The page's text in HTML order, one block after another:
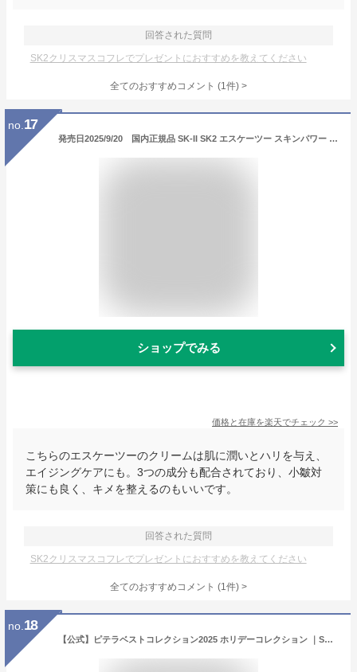
回答された質問
SK2クリスマスコフレでプレゼントにおすすめを教えてください
全てのおすすめコメント (1件) >
no. 17
発売日2025/9/20 国内正規品 SK-II SK2 エスケーツー スキンパワー リニュー クリーム / 50g 化粧品 スキンケア コスメ メイク 誕生日 記念日 母の日 プレゼント ギフト 彼女 妻 母 女性 人気 ご褒美 忘年会 20代 30代 40代 50代 クリスマス
ショップでみる
価格と在庫を楽天でチェック >>
こちらのエスケーツーのクリームは肌に潤いとハリを与え、
エイジングケアにも。3つの成分も配合されており、小皺対
策にも良く、キメを整えるのもいいです。
回答された質問
SK2クリスマスコフレでプレゼントにおすすめを教えてください
全てのおすすめコメント (1件) >
no. 18
【公式】ピテラベストコレクション2025 ホリデーコレクション ｜SK-2 / SK-II（エスケーツー） 正規品 送料無料 SK2 SKII ピテラ 美容液 スキンケア 誕生日 女性 化粧品 コスメ 妻 誕生日